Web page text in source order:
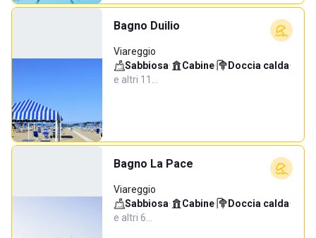
Bagno Duilio
Viareggio
Sabbiosa· Cabine· Doccia calda·
e altri 11…
Bagno La Pace
Viareggio
Sabbiosa· Cabine· Doccia calda·
e altri 6…